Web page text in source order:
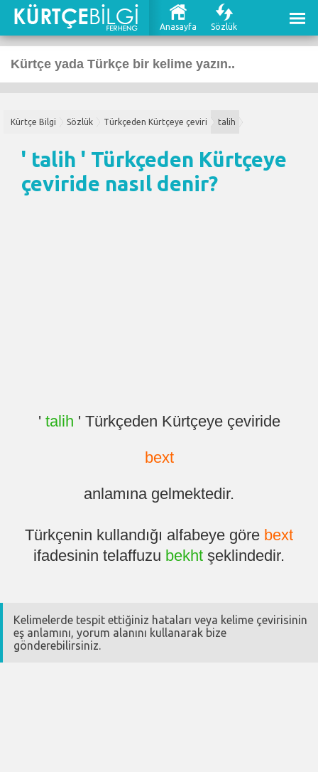
Anasayfa Sözlük
Kürtçe Bilgi Sözlük Türkçeden Kürtçeye çeviri talih
' talih ' Türkçeden Kürtçeye
çeviride nasıl denir?
' talih ' Türkçeden Kürtçeye çeviride
bext
anlamına gelmektedir.
Türkçenin kullandığı alfabeye göre bext
ifadesinin telaffuzu bekht şeklindedir.
Kelimelerde tespit ettiğiniz hataları veya kelime çevirisinin
eş anlamını, yorum alanını kullanarak bize
gönderebilirsiniz.